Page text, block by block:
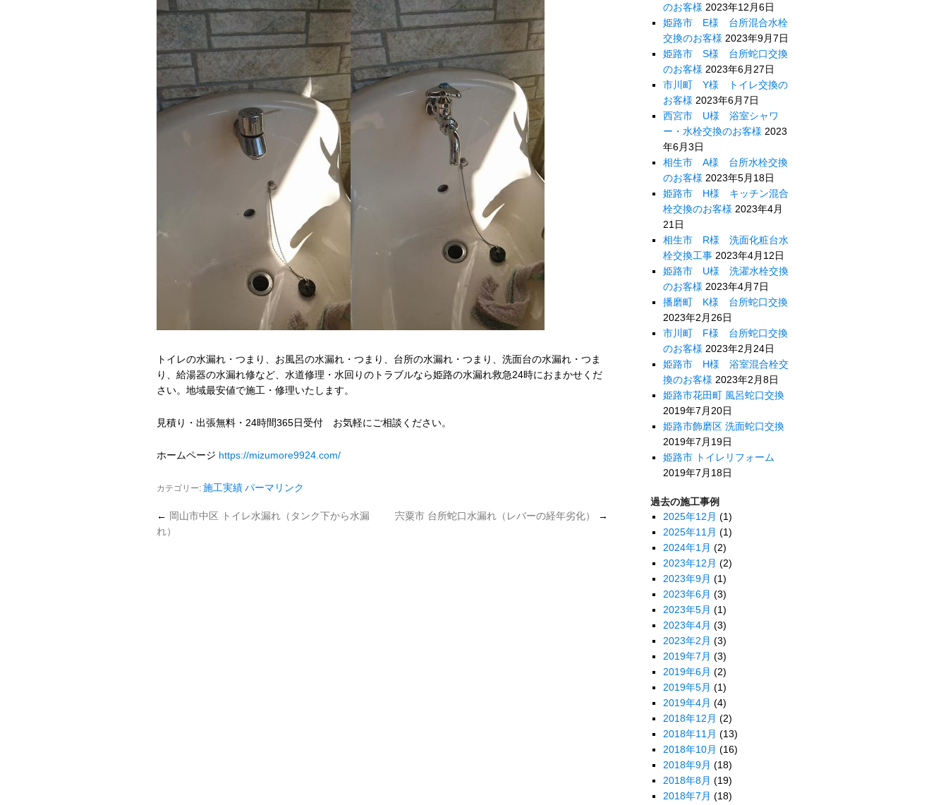
トイレの水漏れ・つまり、お風呂の水漏れ・つまり、台所の水漏れ・つまり、洗面台の水漏れ・つま
り、給湯器の水漏れ修など、水道修理・水回りのトラブルなら姫路の水漏れ救急24時におまかせくだ
さい。地域最安値で施工・修理いたします。
見積り・出張無料・24時間365日受付 お気軽にご相談ください。
ホームページ https://mizumore9924.com/
カテゴリー:施工実績パーマリンク
← 岡山市中区 トイレ水漏れ（タンク下から水漏
れ）
宍粟市 台所蛇口水漏れ（レバーの経年劣化） →
のお客様 2023年12月6日
姫路市 E様 台所混合水栓
交換のお客様 2023年9月7日
姫路市 S様 台所蛇口交換
のお客様 2023年6月27日
市川町 Y様 トイレ交換の
お客様 2023年6月7日
西宮市 U様 浴室シャワ
ー・水栓交換のお客様 2023
年6月3日
相生市 A様 台所水栓交換
のお客様 2023年5月18日
姫路市 H様 キッチン混合
栓交換のお客様 2023年4月
21日
相生市 R様 洗面化粧台水
栓交換工事 2023年4月12日
姫路市 U様 洗濯水栓交換
のお客様 2023年4月7日
播磨町 K様 台所蛇口交換
2023年2月26日
市川町 F様 台所蛇口交換
のお客様 2023年2月24日
姫路市 H様 浴室混合栓交
換のお客様 2023年2月8日
姫路市花田町 風呂蛇口交換
2019年7月20日
姫路市飾磨区 洗面蛇口交換
2019年7月19日
姫路市 トイレリフォーム
2019年7月18日
過去の施工事例
2025年12月 (1)
2025年11月 (1)
2024年1月 (2)
2023年12月 (2)
2023年9月 (1)
2023年6月 (3)
2023年5月 (1)
2023年4月 (3)
2023年2月 (3)
2019年7月 (3)
2019年6月 (2)
2019年5月 (1)
2019年4月 (4)
2018年12月 (2)
2018年11月 (13)
2018年10月 (16)
2018年9月 (18)
2018年8月 (19)
2018年7月 (18)